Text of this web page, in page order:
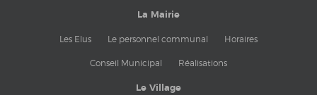
La Mairie
Les Elus Le personnel communal Horaires
Conseil Municipal Réalisations
Le Village